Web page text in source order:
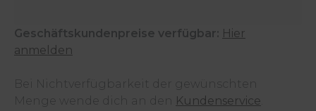
Geschäftskundenpreise verfügbar: Hier
anmelden
Bei Nichtverfügbarkeit der gewünschten
Menge wende dich an den
Kundenservice